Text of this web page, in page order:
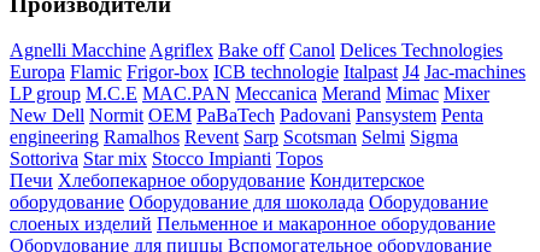
Agnelli MacchineAgriflex Bake off Canol Delices Technologies
Europa Flamic Frigor-box ICB technologie Italpast J4 Jac-machines
LP group M.C.E MAC.PAN Meccanica Merand Mimac Mixer
New Dell Normit OEM PaBaTech Padovani Pansystem Penta
engineering Ramalhos Revent Sarp Scotsman Selmi Sigma
Sottoriva Star mix Stocco Impianti Topos
Печи Хлебопекарное оборудование Кондитерское
оборудование Оборудование для шоколада Оборудование
слоеных изделий Пельменное и макаронное оборудование
Оборудование для пиццы Вспомогательное оборудование